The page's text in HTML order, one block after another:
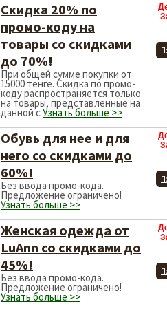
Скидка 20% по
промо-коду на
товары со скидками
до 70%!
При общей сумме покупки от
15000 тенге. Скидка по промо-
коду распространяется только
на товары, представленные на
данной сУзнать больше >>
Обувь для нее и для
него со скидками до
60%!
Без ввода промо-кода.
Предложение ограничено!
Узнать больше >>
Женская одежда от
LuAnn со скидками до
45%!
Без ввода промо-кода.
Предложение ограничено!
Узнать больше >>